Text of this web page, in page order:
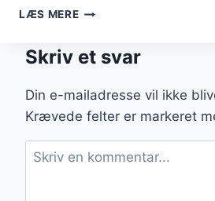
LÆS MEREKYLLINGELÅR
MED
OG
SENNEP
Skriv et svar
Din e-mailadresse vil ikke
Krævede felter er markeret